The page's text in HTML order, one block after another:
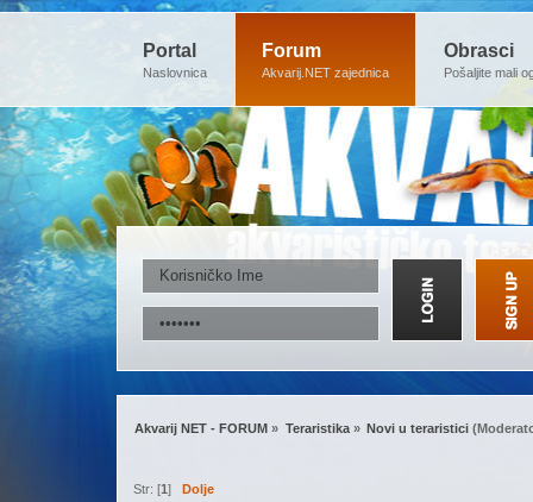
Portal
Naslovnica
Forum
Akvarij.NET zajednica
Obrasci
Pošaljite mali
Akvarij NET - FORUM » Teraristika» Novi u teraristici
Str: [1] Dolje